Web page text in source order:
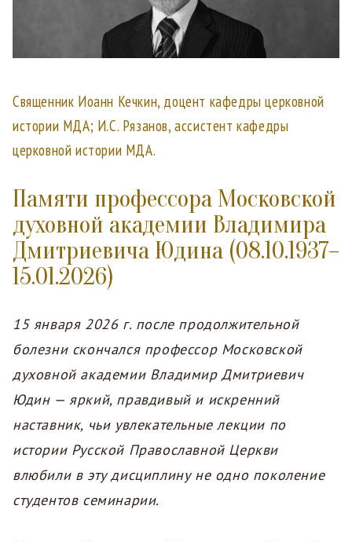
Священник Иоанн Кечкин, доцент кафедры церковной
истории МДА; И.С. Рязанов, ассистент кафедры
церковной истории МДА.
Памяти профессора Московской
духовной академии Владимира
Дмитриевича Юдина (08.10.1937–
15.01.2026)
15 января 2026 г. после продолжительной
болезни скончался профессор Московской
духовной академии Владимир Дмитриевич
Юдин — яркий, правдивый и искренний
наставник, чьи увлекательные лекции по
истории Русской Православной Церкви
влюбили в эту дисциплину не одно поколение
студентов семинарии.